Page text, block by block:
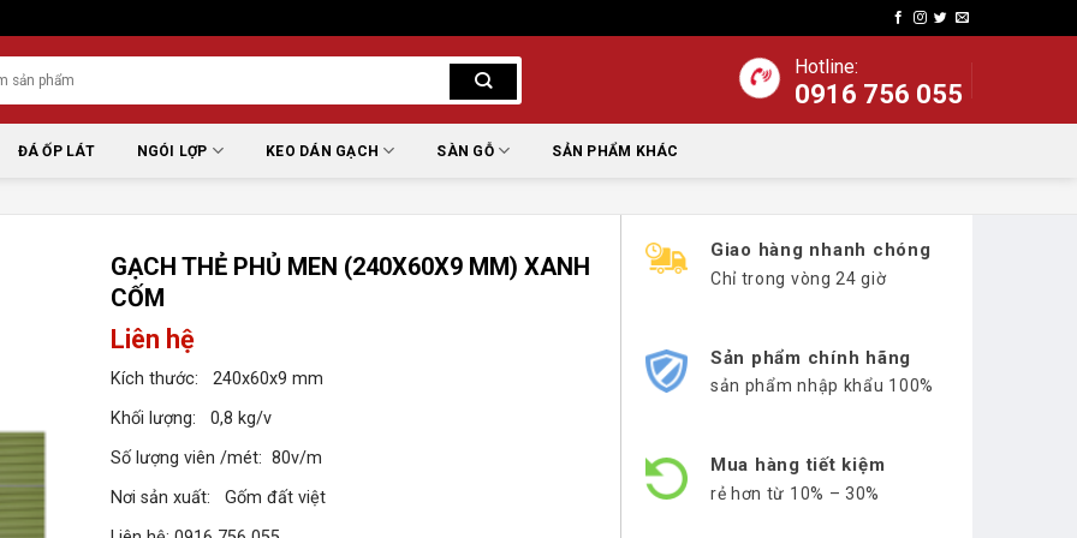
Hotline:
0916 756 055
ĐÁ ỐP LÁT NGÓI LỢP KEO DÁN GẠCH SÀN GỖ SẢN PHẨM KHÁC
GẠCH THẺ PHỦ MEN (240X60X9 MM) XANH
CỐM
Liên hệ
Kích thước: 240x60x9 mm
Khối lượng: 0,8 kg/v
Số lượng viên /mét: 80v/m
Nơi sản xuất: Gốm đất việt
Giao hàng nhanh chóng
Chỉ trong vòng 24 giờ
Sản phẩm chính hãng
sản phẩm nhập khẩu 100%
Mua hàng tiết kiệm
rẻ hơn từ 10% – 30%